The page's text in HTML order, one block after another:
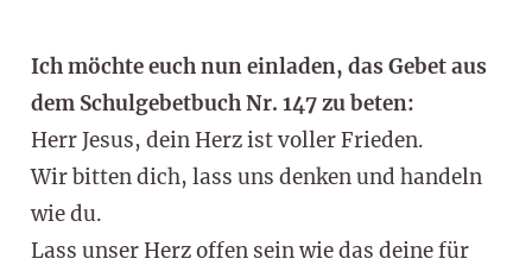
Ich möchte euch nun einladen, das Gebet aus
dem Schulgebetbuch Nr. 147 zu beten:
Herr Jesus, dein Herz ist voller Frieden.
Wir bitten dich, lass uns denken und handeln
wie du.
Lass unser Herz offen sein wie das deine für